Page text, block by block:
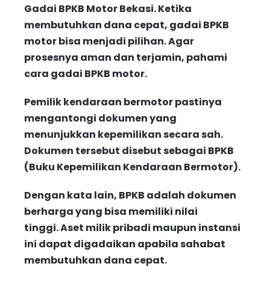
Gadai BPKB Motor Bekasi. Ketika
membutuhkan dana cepat, gadai BPKB
motor bisa menjadi pilihan. Agar
prosesnya aman dan terjamin, pahami
cara gadai BPKB motor.
Pemilik kendaraan bermotor pastinya
mengantongi dokumen yang
menunjukkan kepemilikan secara sah.
Dokumen tersebut disebut sebagai BPKB
(Buku Kepemilikan Kendaraan Bermotor).
Dengan kata lain, BPKB adalah dokumen
berharga yang bisa memiliki nilai
tinggi. Aset milik pribadi maupun instansi
ini dapat digadaikan apabila sahabat
membutuhkan dana cepat.